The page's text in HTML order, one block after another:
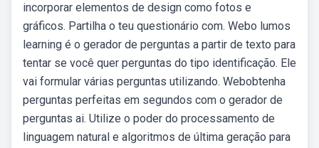
incorporar elementos de design como fotos e
gráficos. Partilha o teu questionário com. Webo lumos
learning é o gerador de perguntas a partir de texto para
tentar se você quer perguntas do tipo identificação. Ele
vai formular várias perguntas utilizando. Webobtenha
perguntas perfeitas em segundos com o gerador de
perguntas ai. Utilize o poder do processamento de
linguagem natural e algoritmos de última geração para